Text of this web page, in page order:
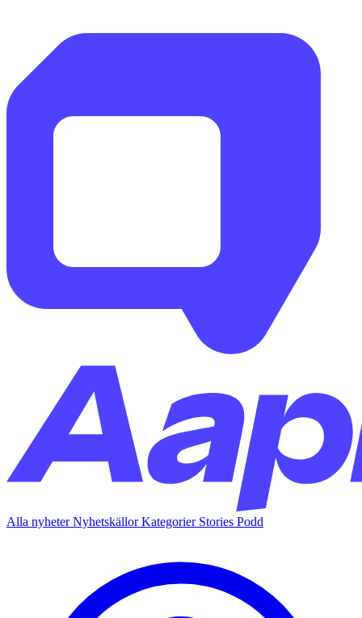
Alla nyheterNyhetskällorKategorier Stories Podd